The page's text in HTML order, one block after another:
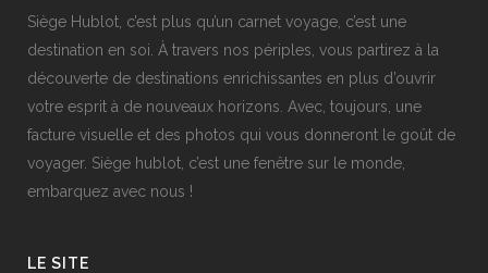
Siège Hublot, c’est plus qu’un carnet voyage, c’est une
destination en soi. À travers nos périples, vous partirez à la
découverte de destinations enrichissantes en plus d’ouvrir
votre esprit à de nouveaux horizons. Avec, toujours, une
facture visuelle et des photos qui vous donneront le goût de
voyager. Siège hublot, c’est une fenêtre sur le monde,
embarquez avec nous !
LE SITE